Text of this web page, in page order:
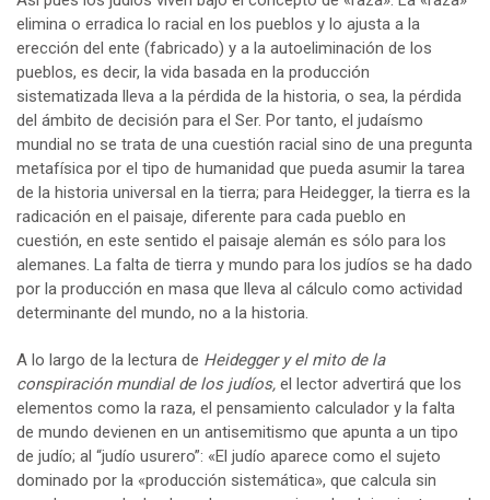
elimina o erradica lo racial en los pueblos y lo ajusta a la
erección del ente (fabricado) y a la autoeliminación de los
pueblos, es decir, la vida basada en la producción
sistematizada lleva a la pérdida de la historia, o sea, la pérdida
del ámbito de decisión para el Ser. Por tanto, el judaísmo
mundial no se trata de una cuestión racial sino de una pregunta
metafísica por el tipo de humanidad que pueda asumir la tarea
de la historia universal en la tierra; para Heidegger, la tierra es la
radicación en el paisaje, diferente para cada pueblo en
cuestión, en este sentido el paisaje alemán es sólo para los
alemanes. La falta de tierra y mundo para los judíos se ha dado
por la producción en masa que lleva al cálculo como actividad
determinante del mundo, no a la historia.
A lo largo de la lectura de Heidegger y el mito de la
conspiración mundial de los judíos, el lector advertirá que los
elementos como la raza, el pensamiento calculador y la falta
de mundo devienen en un antisemitismo que apunta a un tipo
de judío; al “judío usurero”: «El judío aparece como el sujeto
dominado por la «producción sistemática», que calcula sin